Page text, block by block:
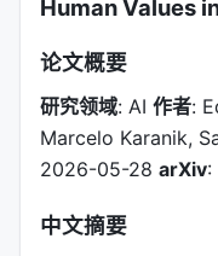
Human Values
论文概要
研究领域: AI 作者:
Marcelo Karanik,
2026-05-28 arXiv:
中文摘要